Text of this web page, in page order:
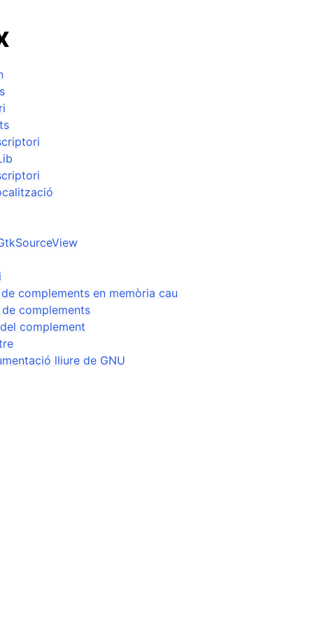
i fitxers
gravació
complements en memòria cau
de complements
complement
lliure de GNU